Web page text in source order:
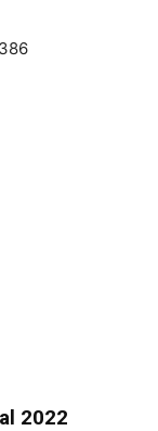
2022